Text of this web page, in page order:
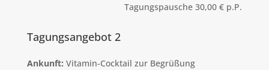
Tagungspausche 30,00 € p.P.
Tagungsangebot 2
Ankunft: Vitamin-Cocktail zur Begrüßung